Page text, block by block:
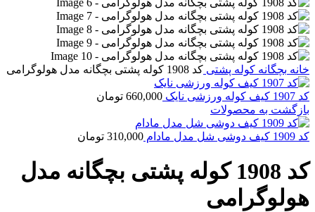
خانه بچگانه کوله پشتی کد 1908 کوله پشتی بچگانه مدل هولوگرامی
کد 1907 کیف کوله ورزشی نایک 660,000 تومان
بازگشت به محصولات
کد 1909 کیف دوشی شل مدل مادام 310,000 تومان
کد 1908 کوله پشتی بچگانه مدل
هولوگرامی